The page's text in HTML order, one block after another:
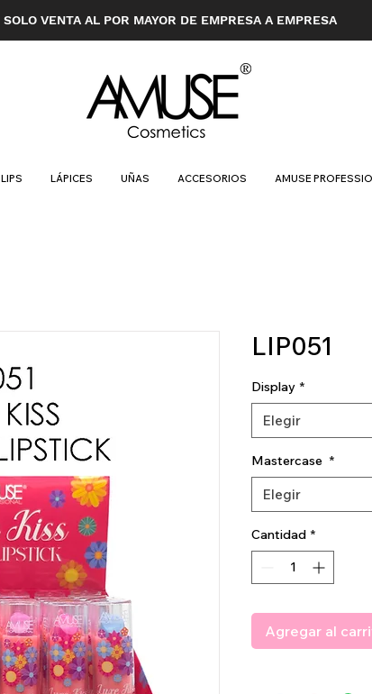
SOLO VENTA AL POR MAYOR DE EMPRESA A EMPRESA
LIPS LÁPICES UÑAS ACCESORIOS AMUSE
LIP051
Display *
Elegir
Mastercase *
Elegir
Cantidad *
Agregar al